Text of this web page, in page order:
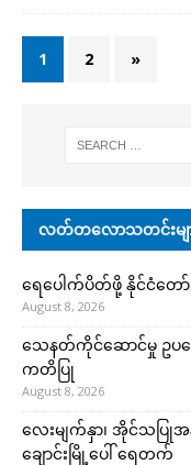
1 2 »
လတ်တလောသတင်းမျ
ရေပေါက်ပိတ်ဖို့ နိုင်ငံတ
August 8, 2026
သေနတ်ကိုင်ဆောင်မှု ဥပဒ
ကတိပြု
August 8, 2026
လေးမျက်နှာ၊ အိုင်သပြုအ
ချောင်းမြို့ပေါ် ရေတက်